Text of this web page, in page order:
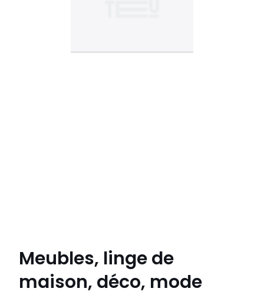
Meubles, linge de
maison, déco, mode